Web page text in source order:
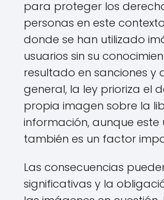
para proteger los
personas en este
donde se han utilizado
usuarios sin su
resultado en sanciones y
general, la ley prioriza el
propia imagen sobre la
información, aunque este
también es un factor
Las consecuencias
significativas y la